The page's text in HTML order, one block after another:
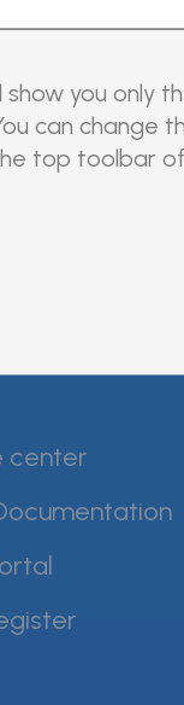
you only
can change
top toolbar
center